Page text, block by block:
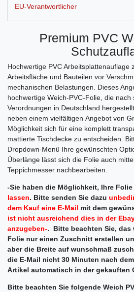
EU-Verantwortlicher
Premium PVC
Hochwertige PVC Arbeitsplattenauflage
Arbeitsfläche und Bauteilen vor
mechanischen Belastungen. Dieses
hochwertige Weich-PVC-Folie, die
Verordnungen in Deutschland
neben einem vielfältigen Angebot von
Möglichkeit sich für eine komplett
mattierte Tischdecke zu entscheiden.
Dropdown-Menü Ihre gewünschten
Überlänge lässt sich die Folie auch
Teppichmesser nachbearbeiten.
-Sie haben die Möglichkeit, Ihre Folie
lassen. Bitte senden Sie dazu
dem Kauf eine E-Mail mit dem
ist nicht ausreichend dies in der
anzugeben-. Bitte beachten Sie, das
Folie nur einen Zuschnitt erstellen
aber die Breite auf wunschmaß
die E-Mail nicht 30 Minuten nach
Artikel automatisch in der gekauften
Bitte beachten Sie folgende Weich